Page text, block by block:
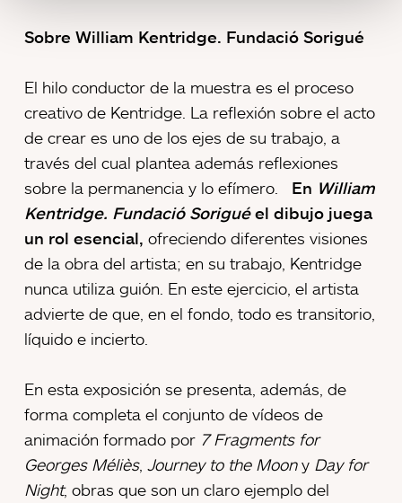
Sobre William Kentridge. Fundació Sorigué
El hilo conductor de la muestra es el proceso
creativo de Kentridge. La reflexión sobre el acto
de crear es uno de los ejes de su trabajo, a
través del cual plantea además reflexiones
sobre la permanencia y lo efímero.
En William
Kentridge. Fundació Soriguéel dibujo juega
un rol esencial, ofreciendo diferentes visiones
de la obra del artista; en su trabajo, Kentridge
nunca utiliza guión. En este ejercicio, el artista
advierte de que, en el fondo, todo es transitorio,
líquido e incierto.
En esta exposición se presenta, además, de
forma completa el conjunto de vídeos de
animación formado por 7 Fragments for
Georges Méliès, Journey to the Moony Day for
Night, obras que son un claro ejemplo del